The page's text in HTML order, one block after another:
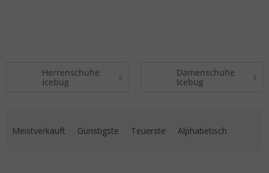
Herrenschuhe
Icebug
Damenschuhe
Icebug
Meistverkauft Günstigste Teuerste Alphabetisch